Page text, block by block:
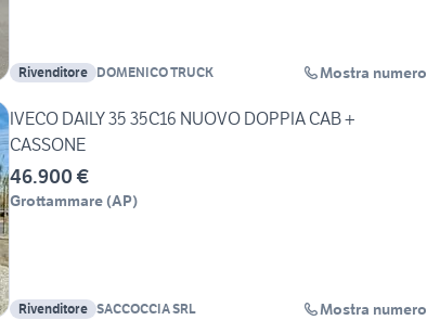
Rivenditore DOMENICO TRUCK Mostra numero
IVECO DAILY 35 35C16 NUOVO DOPPIA CAB +
CASSONE
46.900 €
Grottammare (AP)
Rivenditore SACCOCCIA SRL Mostra numero